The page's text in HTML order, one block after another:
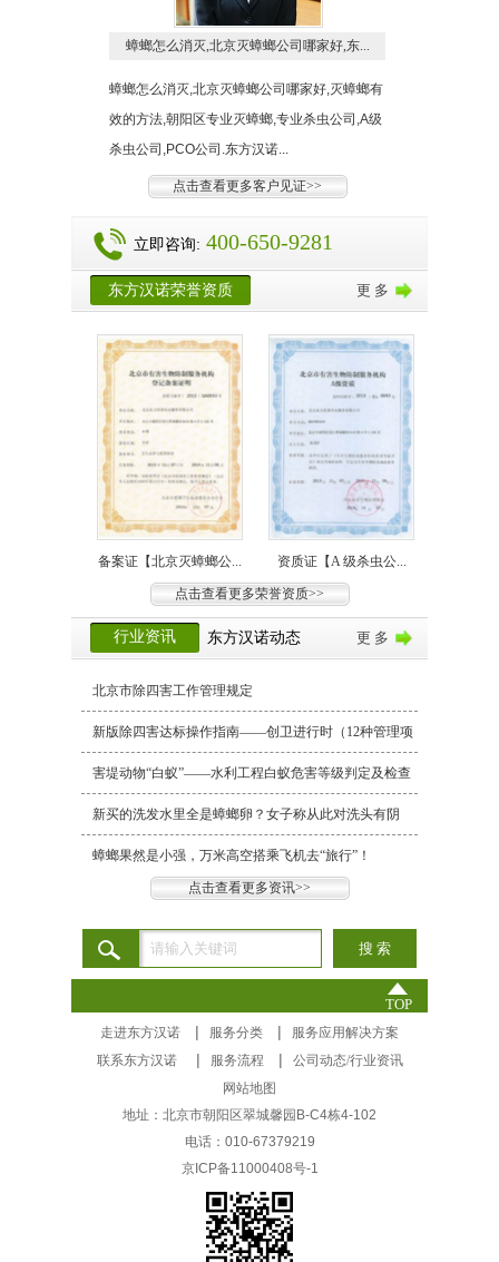
蟑螂怎么消灭,北京灭蟑螂公司哪家好,东...
蟑螂怎么消灭,北京灭蟑螂公司哪家好,灭蟑螂有
效的方法,朝阳区专业灭蟑螂,专业杀虫公司,A级
杀虫公司,PCO公司.东方汉诺...
点击查看更多客户见证>>
立即咨询: 400-650-9281
更 多
东方汉诺荣誉资质
备案证【北京灭蟑螂公... 资质证【A 级杀虫公...
点击查看更多荣誉资质>>
更 多
行业资讯 东方汉诺动态
北京市除四害工作管理规定
新版除四害达标操作指南——创卫进行时（12种管理项
目）
害堤动物“白蚁”——水利工程白蚁危害等级判定及检查
方法
新买的洗发水里全是蟑螂卵？女子称从此对洗头有阴
影！
蟑螂果然是小强，万米高空搭乘飞机去“旅行”！
点击查看更多资讯>>
TOP
走进东方汉诺 | 服务分类 |
服务应用解决方案
联系东方汉诺
| 服务流程 |
公司动态/行业资讯
网站地图
地址：北京市朝阳区翠城馨园B-C4栋4-102
电话：010-67379219
京ICP备11000408号-1